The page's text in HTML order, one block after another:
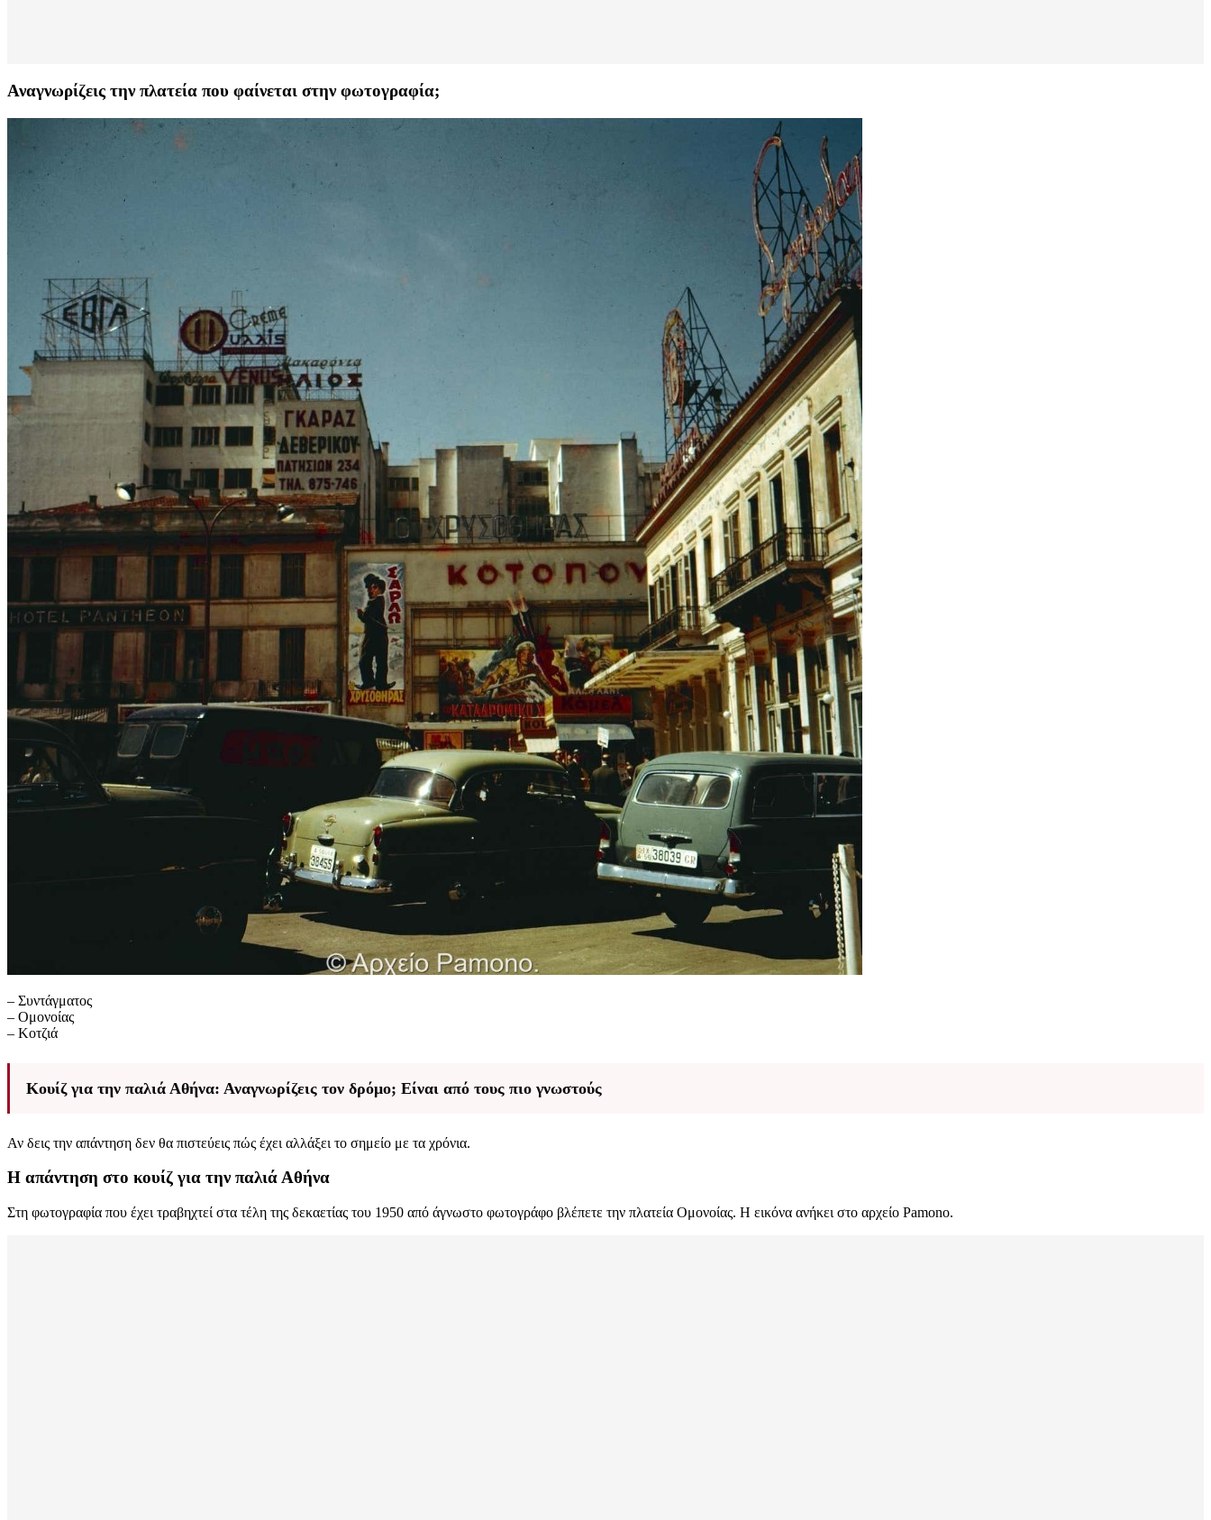
Αναγνωρίζεις την πλατεία που φαίνεται στην φωτογραφία;
– Συντάγματος
– Ομονοίας
– Κοτζιά
Κουίζ για την παλιά Αθήνα: Αναγνωρίζεις τον δρόμο; Είναι από τους πιο γνωστούς
Αν δεις την απάντηση δεν θα πιστεύεις πώς έχει αλλάξει το σημείο με τα χρόνια.
Η απάντηση στο κουίζ για την παλιά Αθήνα
Στη φωτογραφία που έχει τραβηχτεί στα τέλη της δεκαετίας του 1950 από άγνωστο φωτογράφο βλέπετε την πλατεία Ομονοίας. Η εικόνα ανήκει στο αρχείο Pamono.